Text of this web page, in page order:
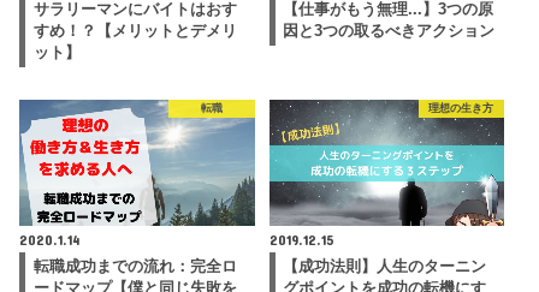
サラリーマンにバイトはおす
すめ！？【メリットとデメリ
ット】
【仕事がもう無理...】3つの原
因と3つの取るべきアクション
転職
2020.1.14
転職成功までの流れ：完全ロ
ードマップ【僕と同じ失敗を
理想の生き方
2019.12.15
【成功法則】人生のターニン
グポイントを成功の転機にす